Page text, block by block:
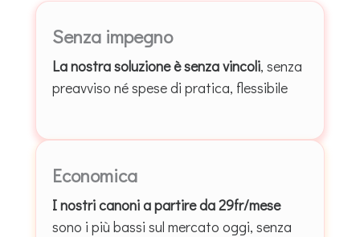
Senza impegno
La nostra soluzione è senza vincoli, senza
preavviso né spese di pratica, flessibile
Economica
I nostri canoni a partire da 29fr/mese
sono i più bassi sul mercato oggi, senza